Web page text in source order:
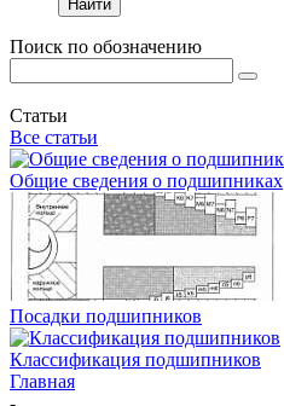
Найти
Поиск по обозначению
Статьи
Все статьи
Общие сведения о подшипниках
Посадки подшипников
Классификация подшипников
Главная